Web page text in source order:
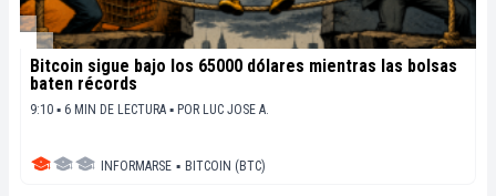
Bitcoin sigue bajo los 65000 dólares mientras las bolsas
baten récords
9:10 ▪ 6 MIN DE LECTURA ▪ POR LUC JOSE A.
INFORMARSE ▪ BITCOIN (BTC)